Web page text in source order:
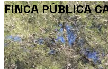
FINCA PÚBLICA